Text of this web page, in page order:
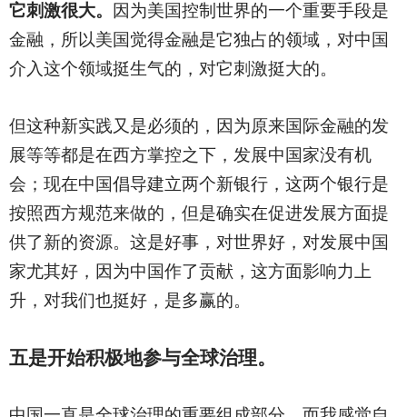
它刺激很大。
因为美国控制世界的一个重要手段是
金融，所以美国觉得金融是它独占的领域，对中国
介入这个领域挺生气的，对它刺激挺大的。
但这种新实践又是必须的，因为原来国际金融的发
展等等都是在西方掌控之下，发展中国家没有机
会；现在中国倡导建立两个新银行，这两个银行是
按照西方规范来做的，但是确实在促进发展方面提
供了新的资源。这是好事，对世界好，对发展中国
家尤其好，因为中国作了贡献，这方面影响力上
升，对我们也挺好，是多赢的。
五是开始积极地参与全球治理。